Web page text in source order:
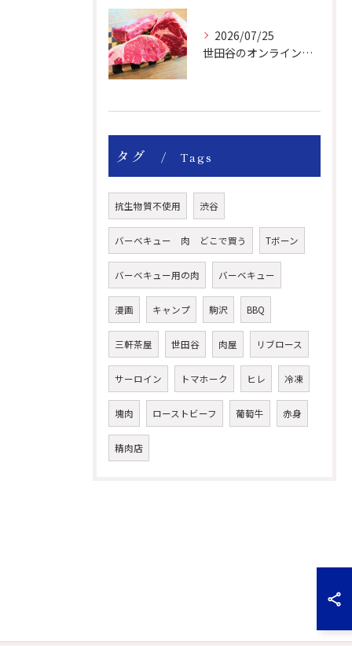
2026/07/25
世田谷のオンライン肉屋の輸入牛は特別です。
タグ Tags
抗生物質不使用 渋谷
バーベキュー 肉 どこで買う Tボーン
バーベキュー用の肉 バーベキュー
漫画 キャンプ 駒沢 BBQ
三軒茶屋 世田谷 肉屋 リブロース
サーロイン トマホーク ヒレ 冷凍
塊肉 ローストビーフ 葡萄牛 赤身
精肉店